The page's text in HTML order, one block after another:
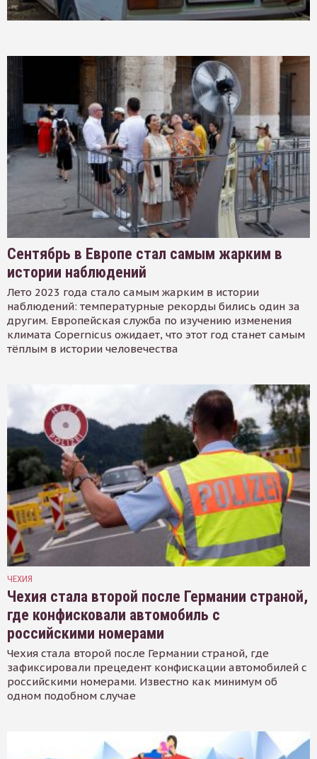
Сентябрь в Европе стал самым жарким в
истории наблюдений
Лето 2023 года стало самым жарким в истории
наблюдений: температурные рекорды бились один за
другим. Европейская служба по изучению изменения
климата Copernicus ожидает, что этот год станет самым
тёплым в истории человечества
ЧЕХИЯ
Чехия стала второй после Германии страной,
где конфисковали автомобиль с
российскими номерами
Чехия стала второй после Германии страной, где
зафиксировали прецедент конфискации автомобилей с
российскими номерами. Известно как минимум об
одном подобном случае